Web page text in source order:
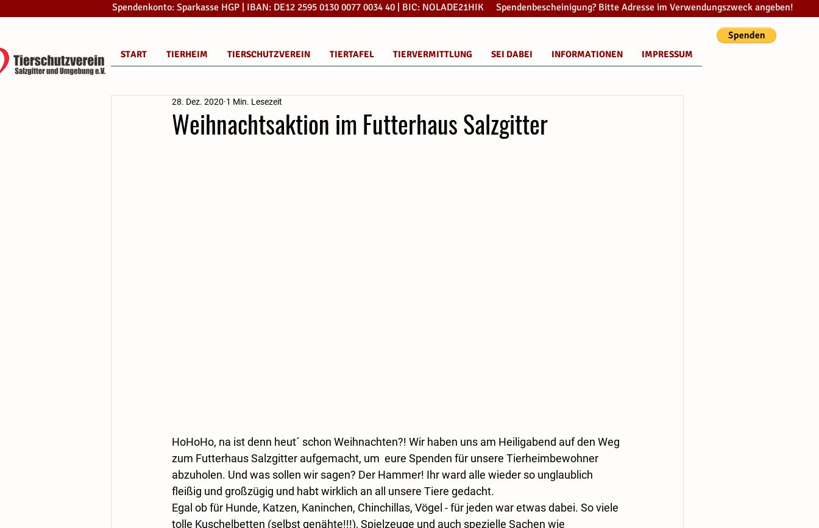
Spendenkonto: Sparkasse HGP | IBAN: DE12 2595 0130 0077 0034 40 | BIC: NOLADE21HIK Spendenbescheinigung? Bitte Adresse im Verwendungszweck angeben!
START TIERHEIM TIERSCHUTZVEREIN TIERTAFEL TIERVERMITTLUNG SEI DABEI INFORMATIONEN IMPRESSUM
Weihnachtsaktion im Futterhaus Salzgitter
28. Dez. 2020 1 Min. Lesezeit
HoHoHo, na ist denn heut´ schon Weihnachten?! Wir haben uns am Heiligabend auf den Weg
zum Futterhaus Salzgitter aufgemacht, um  eure Spenden für unsere Tierheimbewohner
abzuholen. Und was sollen wir sagen? Der Hammer! Ihr ward alle wieder so unglaublich
fleißig und großzügig und habt wirklich an all unsere Tiere gedacht.
Egal ob für Hunde, Katzen, Kaninchen, Chinchillas, Vögel - für jeden war etwas dabei. So viele
tolle Kuschelbetten (selbst genähte!!!), Spielzeuge und auch spezielle Sachen wie